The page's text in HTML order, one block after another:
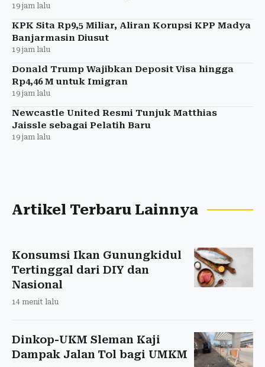
19 jam lalu
KPK Sita Rp9,5 Miliar, Aliran Korupsi KPP Madya
Banjarmasin Diusut
19 jam lalu
Donald Trump Wajibkan Deposit Visa hingga
Rp4,46 M untuk Imigran
19 jam lalu
Newcastle United Resmi Tunjuk Matthias
Jaissle sebagai Pelatih Baru
19 jam lalu
Artikel Terbaru Lainnya
Konsumsi Ikan Gunungkidul
Tertinggal dari DIY dan
Nasional
14 menit lalu
Dinkop-UKM Sleman Kaji
Dampak Jalan Tol bagi UMKM